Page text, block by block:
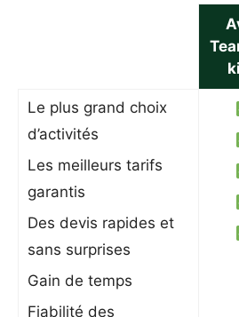
Le plus grand choix
d’activités
Les meilleurs tarifs
garantis
Des devis rapides et
sans surprises
Gain de temps
Fiabilité des